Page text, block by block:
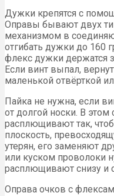
Дужки крепятся с
Оправы бывают двух
механизмом в
отгибать дужки до 160
флекс дужки держатся
Если винт выпал,
маленькой отвёрткой
Пайка не нужна, если
от долгой носки. В этом
расплющивают так,
плоскость,
утерян, его заменяют
или куском проволоки
расплющивают снизу и
Оправа очков с